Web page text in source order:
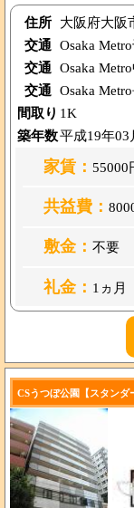
住所
大阪府大阪
交通 Osaka
交通 Osaka
交通 Osaka
間取り 1K
築年数平成19年03
家賃： 55000
共益費：
敷金： 不要
礼金： 1ヵ月
CSうつぼ公園【スタンダ